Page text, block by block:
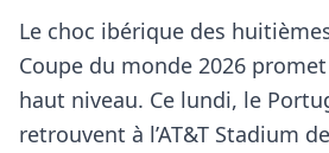
Le choc ibérique des
Coupe du monde 2026
haut niveau. Ce lundi, le
retrouvent à l’AT&T Stadium